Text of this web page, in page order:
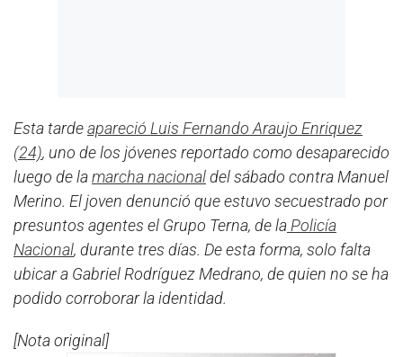
Esta tardeapareció Luis Fernando Araujo Enriquez
(24), uno de los jóvenes reportado como desaparecido
luego de lamarcha nacionaldel sábado contra Manuel
Merino. El joven denunció que estuvo secuestrado por
presuntos agentes el Grupo Terna, de la Policía
Nacional, durante tres días. De esta forma, solo falta
ubicar a Gabriel Rodríguez Medrano, de quien no se ha
podido corroborar la identidad.
[Nota original]